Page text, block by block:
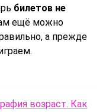
билетов не
ещё можно
а прежде
возраст. Как